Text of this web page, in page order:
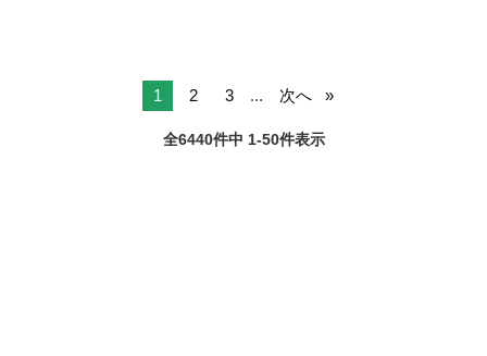
1 2 3 ... 次へ
全6440件中 1-50件表示